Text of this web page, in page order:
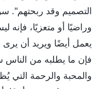
التصميم وقد ربحتهم".
وراضيًا أو متعزيًا،
يعمل أيضًا ويريد أن يرى
فإن ما يطلبه من الناس
والمحبة والرحمة التي